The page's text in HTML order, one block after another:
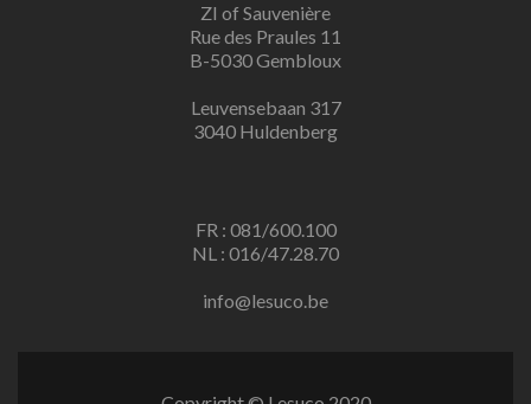
ZI of Sauvenière
Rue des Praules 11
B-5030 Gembloux
Leuvensebaan 317
3040 Huldenberg
FR : 081/600.100
NL : 016/47.28.70
info@lesuco.be